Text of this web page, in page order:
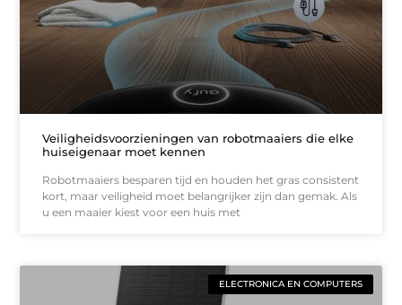
Veiligheidsvoorzieningen van robotmaaiers die elke
huiseigenaar moet kennen
Robotmaaiers besparen tijd en houden het gras consistent
kort, maar veiligheid moet belangrijker zijn dan gemak. Als
u een maaier kiest voor een huis met
ELECTRONICA EN COMPUTERS